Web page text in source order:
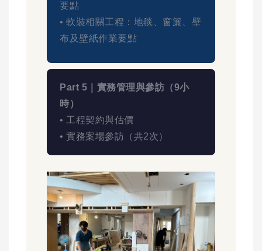
要點
• 軟裝相關工程：地毯、窗簾、壁
布及壁紙作業要點
Part 5｜實務管理與參訪（9小
時）
• 工程契約與估價
• 實務案場參訪（共2次）